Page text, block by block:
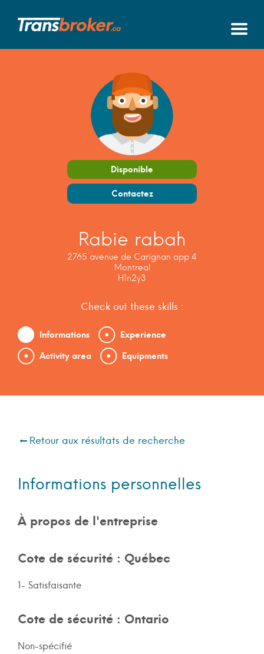
Disponible
Contactez
Rabie rabah
2765 avenue de Carignan app 4
Montreal
H1n2y3
Check out these skills :
Informations
Experience
Activity area
Equipments
Retour aux résultats de recherche
Informations personnelles
À propos de l'entreprise
Cote de sécurité : Québec
1- Satisfaisante
Cote de sécurité : Ontario
Non-spécifié